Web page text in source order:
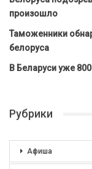
произошло
Таможенники
белоруса
В Беларуси уже
Рубрики
Афиша